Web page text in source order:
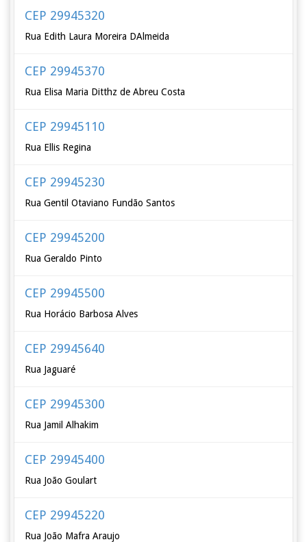
CEP 29945320
Rua Edith Laura Moreira DAlmeida
CEP 29945370
Rua Elisa Maria Ditthz de Abreu Costa
CEP 29945110
Rua Ellis Regina
CEP 29945230
Rua Gentil Otaviano Fundão Santos
CEP 29945200
Rua Geraldo Pinto
CEP 29945500
Rua Horácio Barbosa Alves
CEP 29945640
Rua Jaguaré
CEP 29945300
Rua Jamil Alhakim
CEP 29945400
Rua João Goulart
CEP 29945220
Rua João Mafra Araujo